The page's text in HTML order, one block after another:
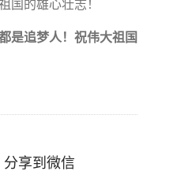
国的雄心壮志！
是追梦人！祝伟大祖国
享到微信